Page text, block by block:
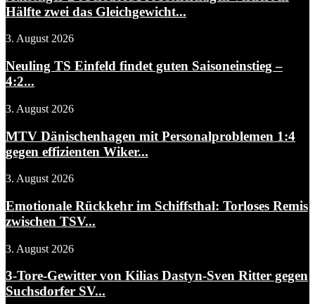
Hälfte zwei das Gleichgewicht...
3. August 2026
Neuling TS Einfeld findet guten Saisoneinstieg –
4:2...
3. August 2026
MTV Dänischenhagen mit Personalproblemen 1:4
gegen effizienten Wiker...
3. August 2026
Emotionale Rückkehr im Schiffsthal: Torloses Remis
zwischen TSV...
3. August 2026
3-Tore-Gewitter von Kilias Dastyn-Sven Ritter gegen
Suchsdorfer SV...